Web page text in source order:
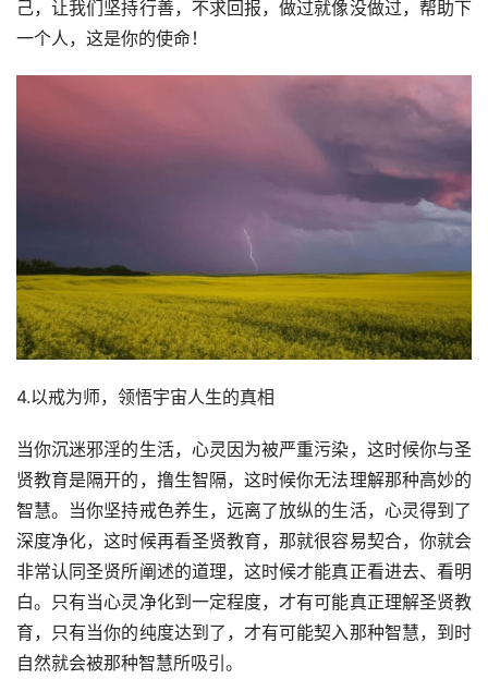
己，让我们坚持行善，不求回报，做过就像没做过，帮助下
一个人，这是你的使命！
4.以戒为师，领悟宇宙人生的真相
当你沉迷邪淫的生活，心灵因为被严重污染，这时候你与圣
贤教育是隔开的，撸生智隔，这时候你无法理解那种高妙的
智慧。当你坚持戒色养生，远离了放纵的生活，心灵得到了
深度净化，这时候再看圣贤教育，那就很容易契合，你就会
非常认同圣贤所阐述的道理，这时候才能真正看进去、看明
白。只有当心灵净化到一定程度，才有可能真正理解圣贤教
育，只有当你的纯度达到了，才有可能契入那种智慧，到时
自然就会被那种智慧所吸引。